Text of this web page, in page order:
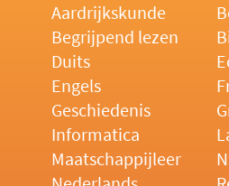
Aardrijkskunde
Begrijpend lezen
Duits
Engels
Geschiedenis
Informatica
Maatschappijleer